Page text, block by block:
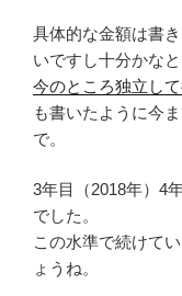
具体的な金額は書
いですし十分かなと
今のところ独立し
も書いたように今
で。
3年目（2018年）4
でした。
この水準で続けて
ょうね。